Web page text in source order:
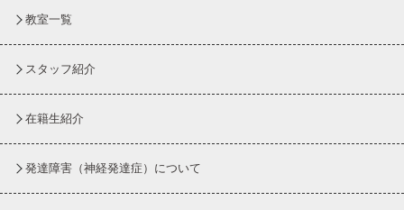
教室一覧
スタッフ紹介
在籍生紹介
発達障害（神経発達症）について